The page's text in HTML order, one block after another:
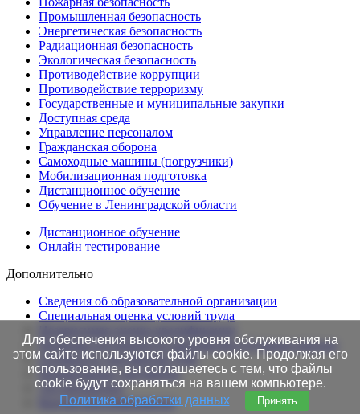
Промышленная безопасность
Энергетическая безопасность
Радиационная безопасность
Экологическая безопасность
Противодействие коррупции
Противодействие терроризму
Государственные и муниципальные закупки
Доступная среда
Управление персоналом
Гражданская оборона
Самоходные машины (погрузчики)
Мобилизационная подготовка
Дистанционное обучение
Обучение в Ленинградской области
Дистанционное обучение
Онлайн тестирование
Дополнительно
Сведения об образовательной организации
Cпециальная оценка условий труда
Проверка подлинности протоколов в Едином портале
Готовность документов ТАК
Нормативные документы
Это интересно!
Контактная информация
Для обеспечения высокого уровня обслуживания на
этом сайте используются файлы cookie. Продолжая его
использование, вы соглашаетесь с тем, что файлы
cookie будут сохраняться на вашем компьютере.
Политика обработки данных
Принять